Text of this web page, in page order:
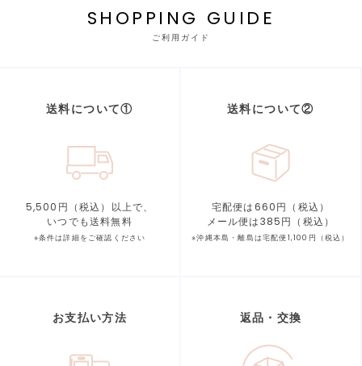
SHOPPING GUIDE
ご利用ガイド
送料について①
5,500円（税込）以上で、
いつでも送料無料
※条件は詳細をご確認ください
送料について②
宅配便は660円（税込）
メール便は385円（税込）
※沖縄本島・離島は宅配便1,100円（税込）
お支払い方法 返品・交換